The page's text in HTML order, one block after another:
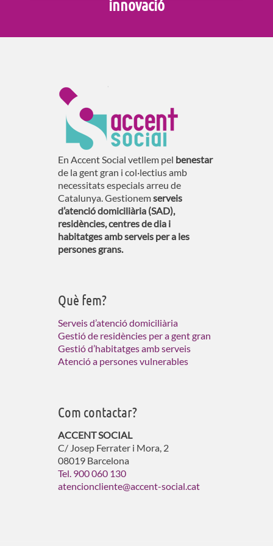
innovació
En Accent Social vetllem pel benestar
de la gent gran i col·lectius amb
necessitats especials arreu de
Catalunya. Gestionemserveis
d’atenció domiciliària (SAD),
residències, centres de dia i
habitatges amb serveis per a les
persones grans.
Què fem?
Serveis d’atenció domiciliària
Gestió de residències per a gent gran
Gestió d’habitatges amb serveis
Atenció a persones vulnerables
Com contactar?
ACCENT SOCIAL
C/ Josep Ferrater i Mora, 2
08019 Barcelona
Tel. 900 060 130
atencioncliente@accent-social.cat